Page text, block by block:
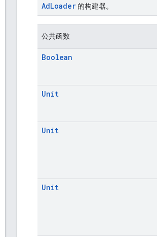
AdLoader 的构建器。
公共函数
Boolean
Unit
Unit
Unit